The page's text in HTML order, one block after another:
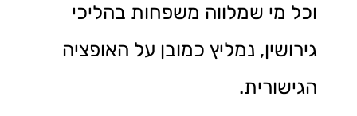
וכל מי שמלווה משפחות בהליכי
גירושין, נמליץ כמובן על האופציה
הגישורית.